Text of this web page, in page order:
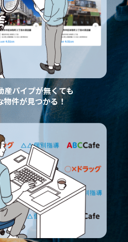
産パイプが無くても
物件が見つかる！